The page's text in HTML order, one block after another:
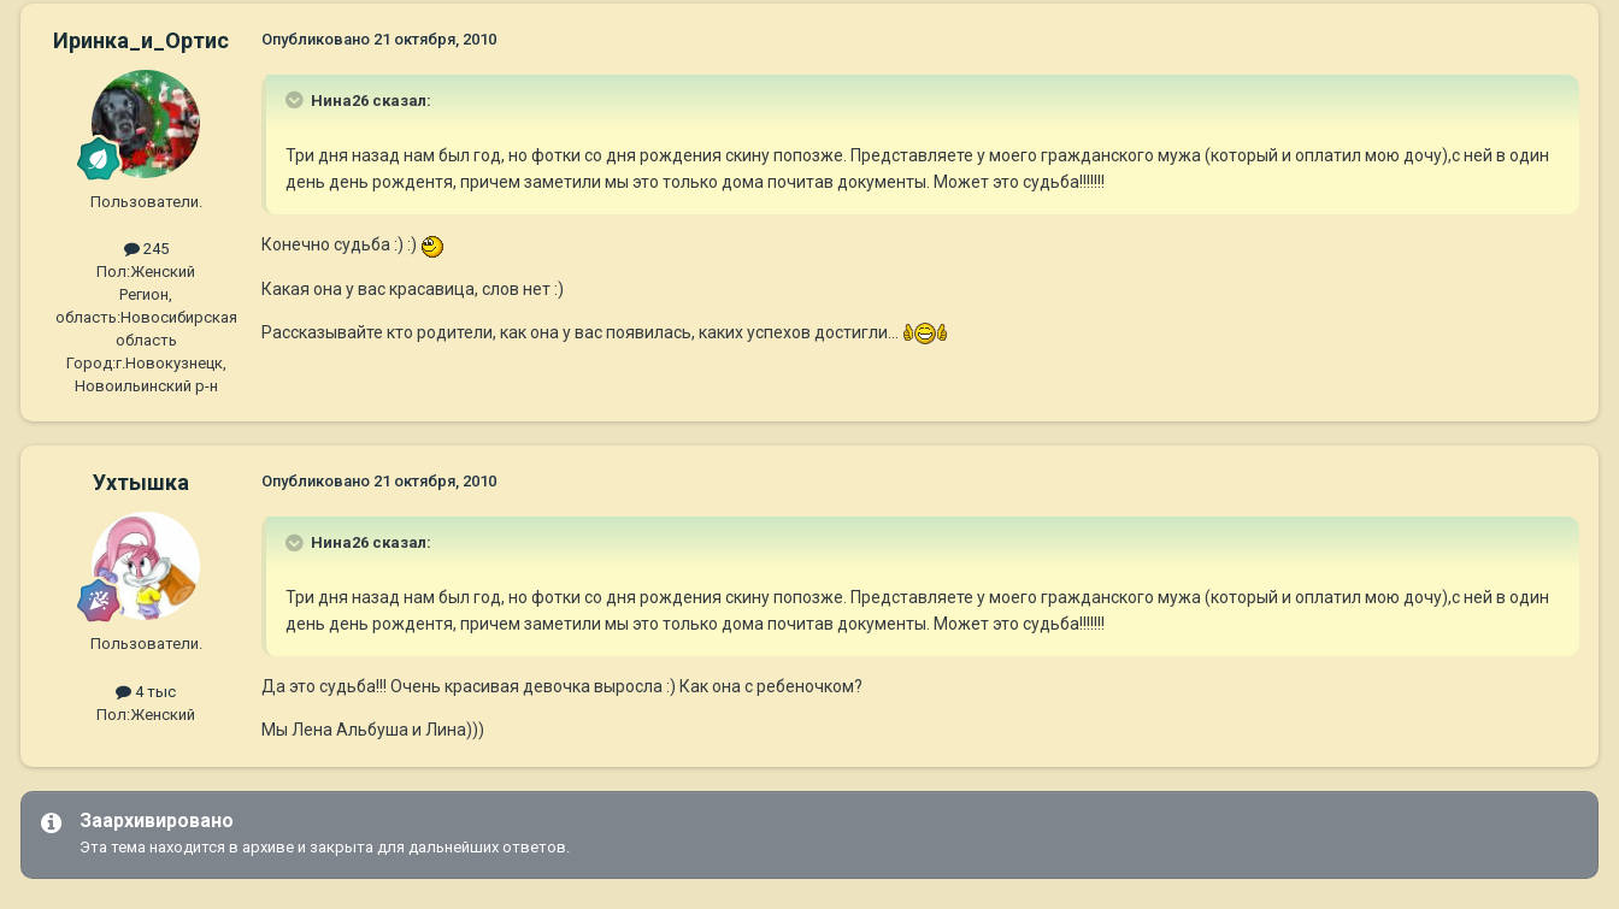
Иринка_и_Ортис
Пользователи.
245
Пол:Женский
Регион,
область:Новосибирская
область
Город:г.Новокузнецк,
Новоильинский р-н
Опубликовано 21 октября, 2010
Нина26 сказал:
Три дня назад нам был год, но фотки со дня рождения скину попозже. Представляете у моего гражданского мужа (который и оплатил мою дочу),с ней в один
день день рождентя, причем заметили мы это только дома почитав документы. Может это судьба!!!!!!!
Конечно судьба :) :)
Какая она у вас красавица, слов нет :)
Рассказывайте кто родители, как она у вас появилась, каких успехов достигли...
Ухтышка
Пользователи.
4 тыс
Пол:Женский
Опубликовано 21 октября, 2010
Нина26 сказал:
Три дня назад нам был год, но фотки со дня рождения скину попозже. Представляете у моего гражданского мужа (который и оплатил мою дочу),с ней в один
день день рождентя, причем заметили мы это только дома почитав документы. Может это судьба!!!!!!!
Да это судьба!!! Очень красивая девочка выросла :) Как она с ребеночком?
Мы Лена Альбуша и Лина)))
Заархивировано
Эта тема находится в архиве и закрыта для дальнейших ответов.